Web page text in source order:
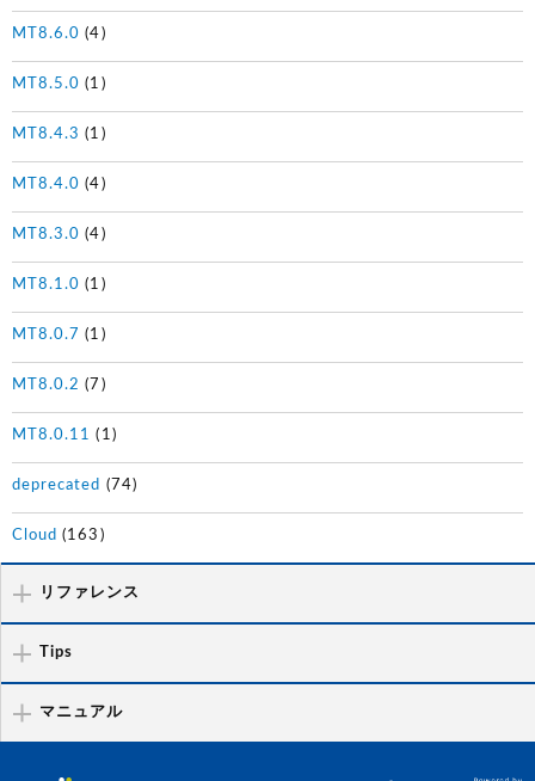
MT8.6.0 (4)
MT8.5.0 (1)
MT8.4.3 (1)
MT8.4.0 (4)
MT8.3.0 (4)
MT8.1.0 (1)
MT8.0.7 (1)
MT8.0.2 (7)
MT8.0.11 (1)
deprecated (74)
Cloud (163)
リファレンス
Tips
マニュアル